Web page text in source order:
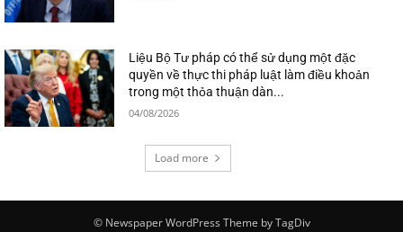
Liệu Bộ Tư pháp có thể sử dụng một đặc
quyền về thực thi pháp luật làm điều khoản
trong một thỏa thuận dàn...
04/08/2026
Load more
© Newspaper WordPress Theme by TagDiv